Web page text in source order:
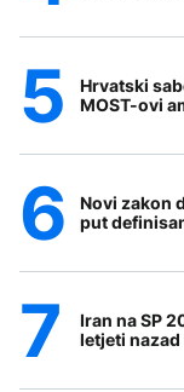
Hrvatski
MOST-ovi
Novi zakon
put
Iran na SP
letjeti nazad